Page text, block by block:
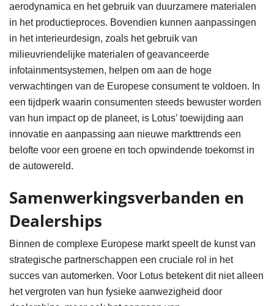
aerodynamica en het gebruik van duurzamere materialen
in het productieproces. Bovendien kunnen aanpassingen
in het interieurdesign, zoals het gebruik van
milieuvriendelijke materialen of geavanceerde
infotainmentsystemen, helpen om aan de hoge
verwachtingen van de Europese consument te voldoen. In
een tijdperk waarin consumenten steeds bewuster worden
van hun impact op de planeet, is Lotus’ toewijding aan
innovatie en aanpassing aan nieuwe markttrends een
belofte voor een groene en toch opwindende toekomst in
de autowereld.
Samenwerkingsverbanden en
Dealerships
Binnen de complexe Europese markt speelt de kunst van
strategische partnerschappen een cruciale rol in het
succes van automerken. Voor Lotus betekent dit niet alleen
het vergroten van hun fysieke aanwezigheid door